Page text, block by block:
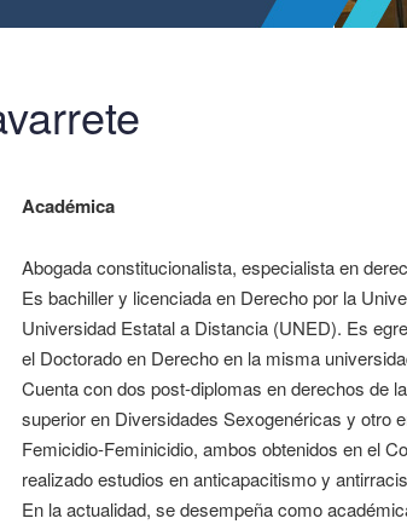
Académica
Abogada constitucionalista, especialista en
Es bachiller y licenciada en Derecho por la
Universidad Estatal a Distancia (UNED). Es
el Doctorado en Derecho en la misma
Cuenta con dos post-diplomas en derechos de
superior en Diversidades Sexogenéricas y otro
Femicidio-Feminicidio, ambos obtenidos en el
realizado estudios en anticapacitismo y
En la actualidad, se desempeña como